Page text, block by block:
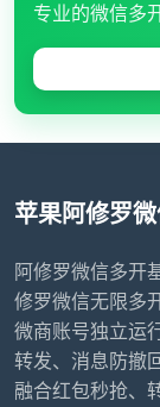
专业的微信多
苹果阿修罗
阿修罗微信多开
修罗微信无限多
微商账号独立运
转发、消息防撤
融合红包秒抢、